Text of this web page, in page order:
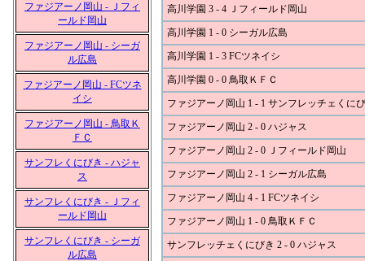
ファジアーノ岡山 - Ｊフィ
ールド岡山
ファジアーノ岡山 - シーガ
ル広島
ファジアーノ岡山 - FCツネ
イシ
ファジアーノ岡山 - 鳥取Ｋ
ＦＣ
サンフレくにびき - ハジャ
ス
サンフレくにびき - Ｊフィ
ールド岡山
サンフレくにびき - シーガ
ル広島
高川学園 3 - 4 Ｊフィールド岡山
高川学園 1 - 0 シーガル広島
高川学園 1 - 3 FCツネイシ
高川学園 0 - 0 鳥取ＫＦＣ
ファジアーノ岡山 1 - 1 サンフレッチェくに
ファジアーノ岡山 2 - 0 ハジャス
ファジアーノ岡山 2 - 0 Ｊフィールド岡山
ファジアーノ岡山 2 - 1 シーガル広島
ファジアーノ岡山 4 - 1 FCツネイシ
ファジアーノ岡山 1 - 0 鳥取ＫＦＣ
サンフレッチェくにびき 2 - 0 ハジャス